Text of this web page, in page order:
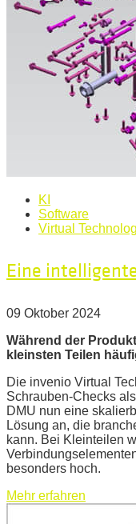
KI
Software
Virtual
Eine
09 Oktober 2024
Während der
kleinsten Teilen
Die invenio Virtual
Schrauben-Checks
DMU nun eine
Lösung an, die
kann. Bei Kleinteilen
besonders hoch.
Mehr erfahren